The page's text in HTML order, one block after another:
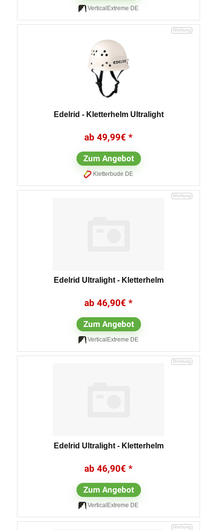
VerticalExtreme DE
Edelrid - Kletterhelm Ultralight
49,99€
Zum Angebot
Kletterbude DE
Edelrid Ultralight - Kletterhelm
46,90€
Zum Angebot
VerticalExtreme DE
Edelrid Ultralight - Kletterhelm
46,90€
Zum Angebot
VerticalExtreme DE